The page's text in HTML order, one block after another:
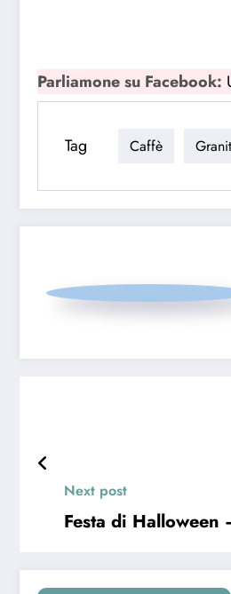
Parliamone su Facebook:
Tag Caffè
Next post
Festa di